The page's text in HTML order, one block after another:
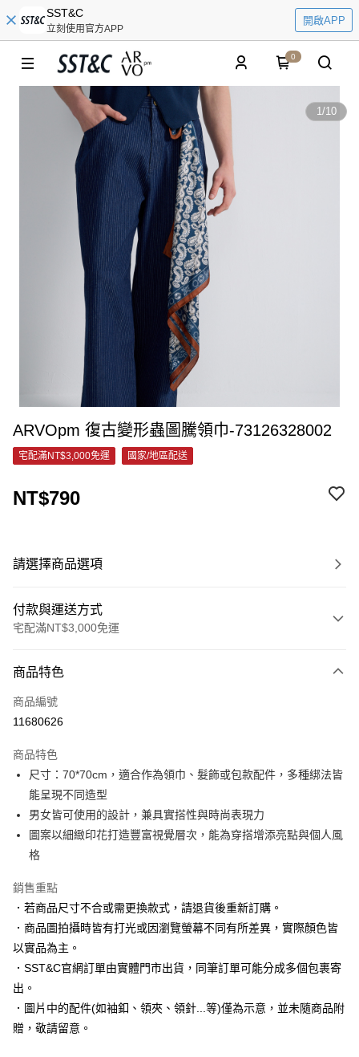
SST&C
立刻使用官方APP
開啟APP
0
1/10
ARVOpm 復古變形蟲圖騰領巾-73126328002
宅配滿NT$3,000免運 國家/地區配送
NT$790
請選擇商品選項
付款與運送方式
宅配滿NT$3,000免運
信用卡一次付款
信用卡分期付款
合作金庫商業銀行
華南商業銀行
彰化商業銀行
上海商業儲蓄銀行
國泰世華商業銀行
兆豐國際商業銀行
臺灣中小企業銀行
台中商業銀行
匯豐（台灣）商業銀行
聯邦商業銀行
元大商業銀行
台新國際商業銀行
中國信託商業銀行
台灣樂天信用卡公司
6 期 0 利率 每期
華南商業銀行
上海商業儲蓄銀行
台北富邦商業銀行
國泰世華商業銀行
兆豐國際商業銀行
臺灣中小企業銀行
聯邦商業銀行
元大商業銀行
永豐商業銀行
玉山商業銀行
星展（台灣）商業銀行
台灣樂天信用卡公司
LINE Pay
Apple Pay
街口支付
悠遊付
Google Pay
AFTEE先享後付
相關說明
【關於「AFTEE先享後付」】
AFTEE先享後付是「在收到商品之後才付款」的支付方式。 讓您購物簡單
便利好安心！
商品特色
商品編號
11680626
商品特色
尺寸：70*70cm，適合作為領巾、髮飾或包款配件，多種綁法皆
能呈現不同造型
男女皆可使用的設計，兼具實搭性與時尚表現力
圖案以細緻印花打造豐富視覺層次，能為穿搭增添亮點與個人風
格
銷售重點
．若商品尺寸不合或需更換款式，請退貨後重新訂購。
．商品圖拍攝時皆有打光或因瀏覽螢幕不同有所差異，實際顏色皆
以實品為主。
．SST&C官網訂單由實體門市出貨，同筆訂單可能分成多個包裹寄
出。
．圖片中的配件(如袖釦、領夾、領針...等)僅為示意，並未隨商品附
贈，敬請留意。